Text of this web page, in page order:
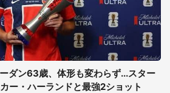
ダン63歳、体形も変わらず...スター
ー・ハーランドと最強2ショット